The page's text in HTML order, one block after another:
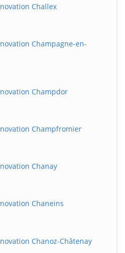
Challex
Champagne-en-
Champdor
Champfromier
Chanay
Chaneins
Chanoz-Châtenay